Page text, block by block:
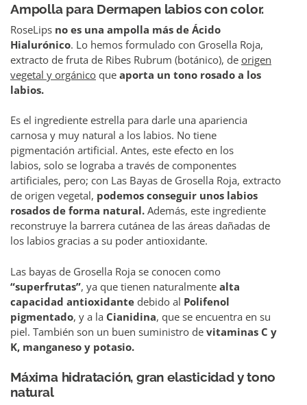
Ampolla para Dermapen labios con color.
RoseLips no es una ampolla más de Ácido
Hialurónico. Lo hemos formulado con Grosella Roja,
extracto de fruta de Ribes Rubrum (botánico), de origen
vegetal y orgánico que aporta un tono rosado a los
labios.
Es el ingrediente estrella para darle una apariencia
carnosa y muy natural a los labios. No tiene
pigmentación artificial. Antes, este efecto en los
labios, solo se lograba a través de componentes
artificiales, pero; con Las Bayas de Grosella Roja, extracto
de origen vegetal, podemos conseguir unos labios
rosados de forma natural. Además, este ingrediente
reconstruye la barrera cutánea de las áreas dañadas de
los labios gracias a su poder antioxidante.
Las bayas de Grosella Roja se conocen como
“superfrutas”, ya que tienen naturalmente alta
capacidad antioxidante debido al Polifenol
pigmentado, y a la Cianidina, que se encuentra en su
piel. También son un buen suministro de vitaminas C y
K, manganeso y potasio.
Máxima hidratación, gran elasticidad y tono
natural